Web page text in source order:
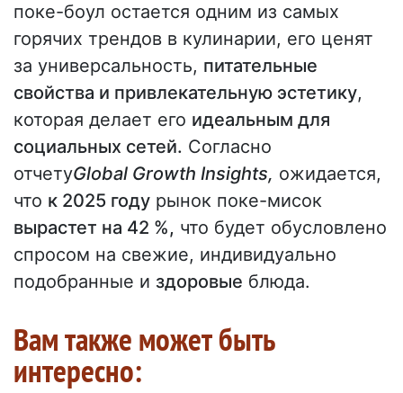
поке-боул остается одним из самых
горячих трендов в кулинарии, его ценят
за универсальность, питательные
свойства и привлекательную эстетику,
которая делает его идеальным для
социальных сетей. Согласно
отчетуGlobal Growth Insights, ожидается,
что к 2025 году рынок поке-мисок
вырастет на 42 %, что будет обусловлено
спросом на свежие, индивидуально
подобранные и здоровые блюда.
Вам также может быть
интересно: